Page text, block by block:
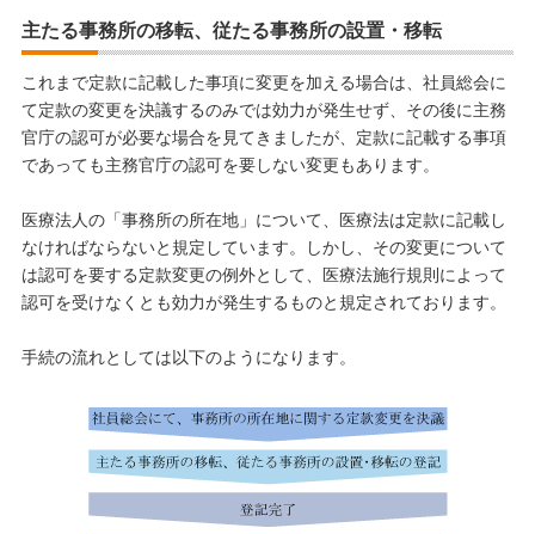
主たる事務所の移転、従たる事務所の設置・移転
これまで定款に記載した事項に変更を加える場合は、社員総会に
て定款の変更を決議するのみでは効力が発生せず、その後に主務
官庁の認可が必要な場合を見てきましたが、定款に記載する事項
であっても主務官庁の認可を要しない変更もあります。
医療法人の「事務所の所在地」について、医療法は定款に記載し
なければならないと規定しています。しかし、その変更について
は認可を要する定款変更の例外として、医療法施行規則によって
認可を受けなくとも効力が発生するものと規定されております。
手続の流れとしては以下のようになります。